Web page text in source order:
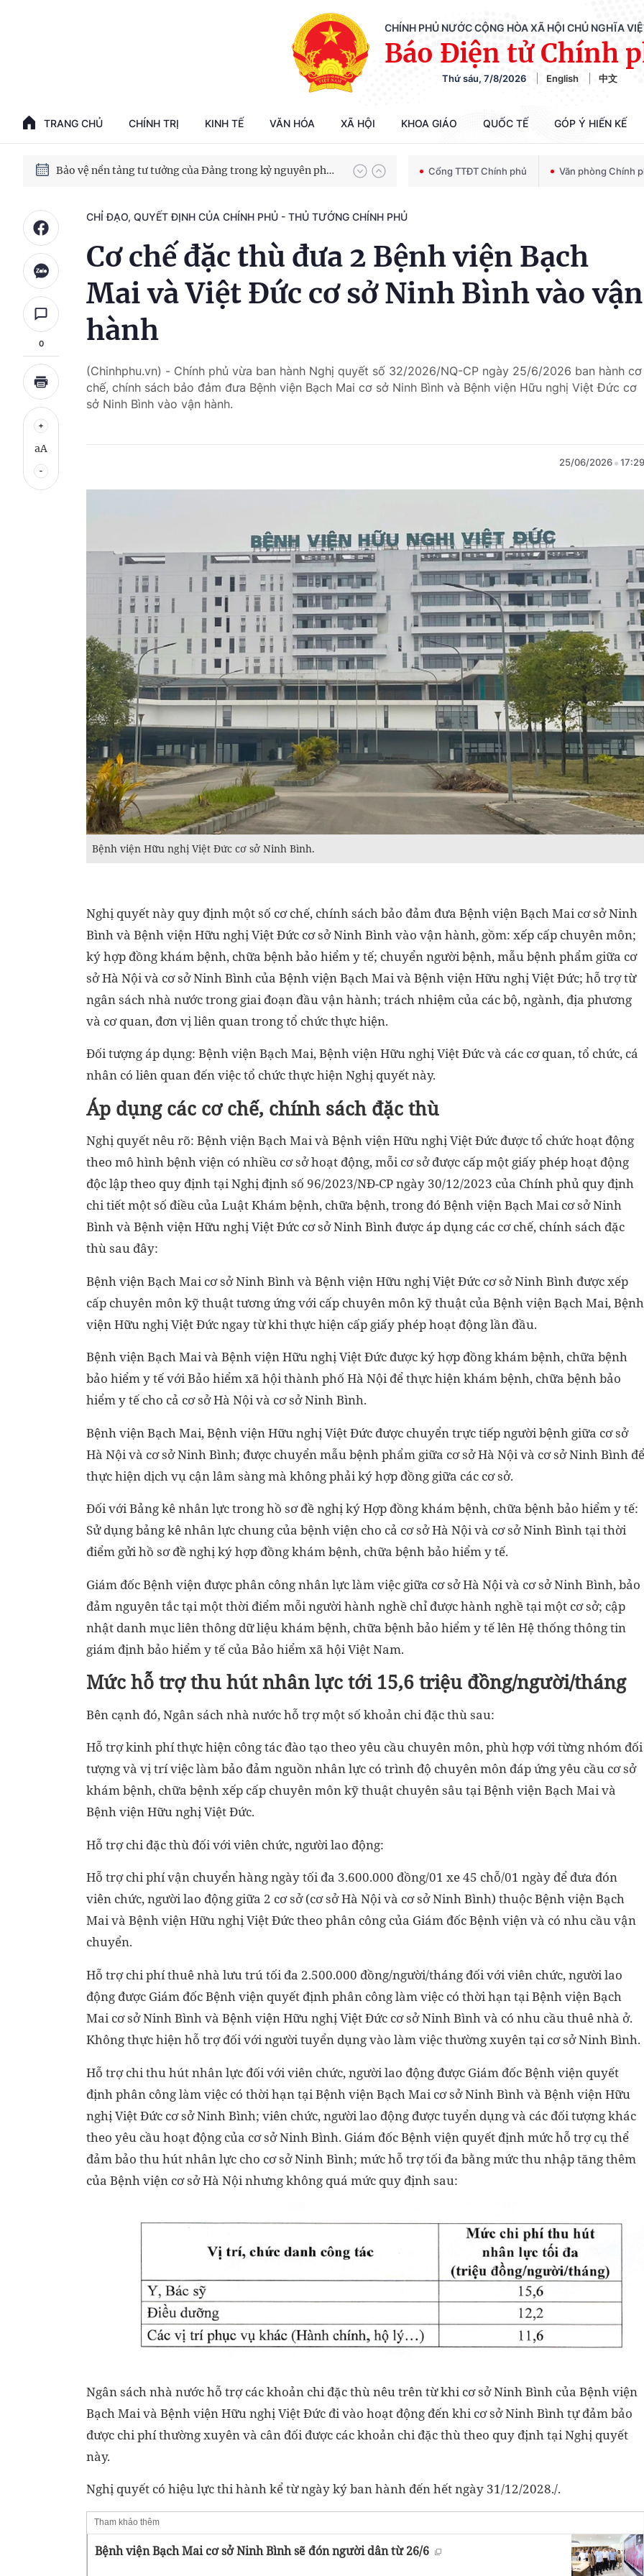
CHÍNH PHỦ NƯỚC CỘNG HÒA XÃ HỘI CHỦ NGHĨA
Báo Điện tử Chính
Thứ sáu, 7/8/2026 English 中文
TRANG CHỦ CHÍNH TRỊ KINH TẾ VĂN HÓA XÃ HỘI KHOA GIÁO QUỐC TẾ GÓP Ý HIẾN KẾ
Phát triển kinh tế nhà nước trong kỷ nguyên mới
Chiến dịch 500 ngày đêm tìm kiếm, quy tập và xác định danh tính hài cốt liệt sĩ
Bảo vệ nền tảng tư tưởng của Đảng trong kỷ nguyên phát triển mới
Phát triển nhà ở cho thuê - Trụ cột chiến lược, lâu dài Cổng TTĐT Chính phủ Văn phòng Chính
0
aA
CHỈ ĐẠO, QUYẾT ĐỊNH CỦA CHÍNH PHỦ - THỦ TƯỚNG CHÍNH PHỦ
Cơ chế đặc thù đưa 2 Bệnh viện Bạch
Mai và Việt Đức cơ sở Ninh Bình vào vận
hành
(Chinhphu.vn) - Chính phủ vừa ban hành Nghị quyết số 32/2026/NQ-CP ngày 25/6/2026 ban hành cơ
chế, chính sách bảo đảm đưa Bệnh viện Bạch Mai cơ sở Ninh Bình và Bệnh viện Hữu nghị Việt Đức cơ
sở Ninh Bình vào vận hành.
25/06/2026 17:29
Bệnh viện Hữu nghị Việt Đức cơ sở Ninh Bình.
Nghị quyết này quy định một số cơ chế, chính sách bảo đảm đưa Bệnh viện Bạch Mai cơ sở Ninh
Bình và Bệnh viện Hữu nghị Việt Đức cơ sở Ninh Bình vào vận hành, gồm: xếp cấp chuyên môn;
ký hợp đồng khám bệnh, chữa bệnh bảo hiểm y tế; chuyển người bệnh, mẫu bệnh phẩm giữa cơ
sở Hà Nội và cơ sở Ninh Bình của Bệnh viện Bạch Mai và Bệnh viện Hữu nghị Việt Đức; hỗ trợ từ
ngân sách nhà nước trong giai đoạn đầu vận hành; trách nhiệm của các bộ, ngành, địa phương
và cơ quan, đơn vị liên quan trong tổ chức thực hiện.
Đối tượng áp dụng: Bệnh viện Bạch Mai, Bệnh viện Hữu nghị Việt Đức và các cơ quan, tổ chức, cá
nhân có liên quan đến việc tổ chức thực hiện Nghị quyết này.
Áp dụng các cơ chế, chính sách đặc thù
Nghị quyết nêu rõ: Bệnh viện Bạch Mai và Bệnh viện Hữu nghị Việt Đức được tổ chức hoạt động
theo mô hình bệnh viện có nhiều cơ sở hoạt động, mỗi cơ sở được cấp một giấy phép hoạt động
độc lập theo quy định tại Nghị định số 96/2023/NĐ-CP ngày 30/12/2023 của Chính phủ quy định
chi tiết một số điều của Luật Khám bệnh, chữa bệnh, trong đó Bệnh viện Bạch Mai cơ sở Ninh
Bình và Bệnh viện Hữu nghị Việt Đức cơ sở Ninh Bình được áp dụng các cơ chế, chính sách đặc
thù sau đây:
Bệnh viện Bạch Mai cơ sở Ninh Bình và Bệnh viện Hữu nghị Việt Đức cơ sở Ninh Bình được xếp
cấp chuyên môn kỹ thuật tương ứng với cấp chuyên môn kỹ thuật của Bệnh viện Bạch Mai, Bệnh
viện Hữu nghị Việt Đức ngay từ khi thực hiện cấp giấy phép hoạt động lần đầu.
Bệnh viện Bạch Mai và Bệnh viện Hữu nghị Việt Đức được ký hợp đồng khám bệnh, chữa bệnh
bảo hiểm y tế với Bảo hiểm xã hội thành phố Hà Nội để thực hiện khám bệnh, chữa bệnh bảo
hiểm y tế cho cả cơ sở Hà Nội và cơ sở Ninh Bình.
Bệnh viện Bạch Mai, Bệnh viện Hữu nghị Việt Đức được chuyển trực tiếp người bệnh giữa cơ sở
Hà Nội và cơ sở Ninh Bình; được chuyển mẫu bệnh phẩm giữa cơ sở Hà Nội và cơ sở Ninh Bình để
thực hiện dịch vụ cận lâm sàng mà không phải ký hợp đồng giữa các cơ sở.
Đối với Bảng kê nhân lực trong hồ sơ đề nghị ký Hợp đồng khám bệnh, chữa bệnh bảo hiểm y tế:
Sử dụng bảng kê nhân lực chung của bệnh viện cho cả cơ sở Hà Nội và cơ sở Ninh Bình tại thời
điểm gửi hồ sơ đề nghị ký hợp đồng khám bệnh, chữa bệnh bảo hiểm y tế.
Giám đốc Bệnh viện được phân công nhân lực làm việc giữa cơ sở Hà Nội và cơ sở Ninh Bình, bảo
đảm nguyên tắc tại một thời điểm mỗi người hành nghề chỉ được hành nghề tại một cơ sở; cập
nhật danh mục liên thông dữ liệu khám bệnh, chữa bệnh bảo hiểm y tế lên Hệ thống thông tin
giám định bảo hiểm y tế của Bảo hiểm xã hội Việt Nam.
Mức hỗ trợ thu hút nhân lực tới 15,6 triệu đồng/người/tháng
Bên cạnh đó, Ngân sách nhà nước hỗ trợ một số khoản chi đặc thù sau:
Hỗ trợ kinh phí thực hiện công tác đào tạo theo yêu cầu chuyên môn, phù hợp với từng nhóm đối
tượng và vị trí việc làm bảo đảm nguồn nhân lực có trình độ chuyên môn đáp ứng yêu cầu cơ sở
khám bệnh, chữa bệnh xếp cấp chuyên môn kỹ thuật chuyên sâu tại Bệnh viện Bạch Mai và
Bệnh viện Hữu nghị Việt Đức.
Hỗ trợ chi đặc thù đối với viên chức, người lao động:
Hỗ trợ chi phí vận chuyển hàng ngày tối đa 3.600.000 đồng/01 xe 45 chỗ/01 ngày để đưa đón
viên chức, người lao động giữa 2 cơ sở (cơ sở Hà Nội và cơ sở Ninh Bình) thuộc Bệnh viện Bạch
Mai và Bệnh viện Hữu nghị Việt Đức theo phân công của Giám đốc Bệnh viện và có nhu cầu vận
chuyển.
Hỗ trợ chi phí thuê nhà lưu trú tối đa 2.500.000 đồng/người/tháng đối với viên chức, người lao
động được Giám đốc Bệnh viện quyết định phân công làm việc có thời hạn tại Bệnh viện Bạch
Mai cơ sở Ninh Bình và Bệnh viện Hữu nghị Việt Đức cơ sở Ninh Bình và có nhu cầu thuê nhà ở.
Không thực hiện hỗ trợ đối với người tuyển dụng vào làm việc thường xuyên tại cơ sở Ninh Bình.
Hỗ trợ chi thu hút nhân lực đối với viên chức, người lao động được Giám đốc Bệnh viện quyết
định phân công làm việc có thời hạn tại Bệnh viện Bạch Mai cơ sở Ninh Bình và Bệnh viện Hữu
nghị Việt Đức cơ sở Ninh Bình; viên chức, người lao động được tuyển dụng và các đối tượng khác
theo yêu cầu hoạt động của cơ sở Ninh Bình. Giám đốc Bệnh viện quyết định mức hỗ trợ cụ thể
đảm bảo thu hút nhân lực cho cơ sở Ninh Bình; mức hỗ trợ tối đa bằng mức thu nhập tăng thêm
của Bệnh viện cơ sở Hà Nội nhưng không quá mức quy định sau:
Ngân sách nhà nước hỗ trợ các khoản chi đặc thù nêu trên từ khi cơ sở Ninh Bình của Bệnh viện
Bạch Mai và Bệnh viện Hữu nghị Việt Đức đi vào hoạt động đến khi cơ sở Ninh Bình tự đảm bảo
được chi phí thường xuyên và cân đối được các khoản chi đặc thù theo quy định tại Nghị quyết
này.
Nghị quyết có hiệu lực thi hành kể từ ngày ký ban hành đến hết ngày 31/12/2028./.
Tham khảo thêm
Bệnh viện Bạch Mai cơ sở Ninh Bình sẽ đón người dân từ 26/6